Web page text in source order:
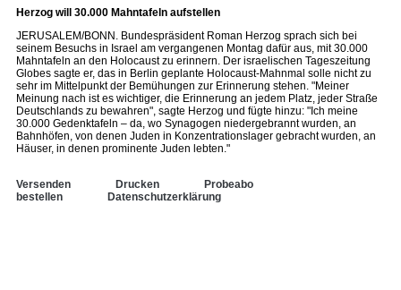
Herzog will 30.000 Mahntafeln aufstellen
JERUSALEM/BONN. Bundespräsident Roman Herzog sprach sich bei
seinem Besuchs in Israel am vergangenen Montag dafür aus, mit 30.000
Mahntafeln an den Holocaust zu erinnern. Der israelischen Tageszeitung
Globes sagte er, das in Berlin geplante Holocaust-Mahnmal solle nicht zu
sehr im Mittelpunkt der Bemühungen zur Erinnerung stehen. "Meiner
Meinung nach ist es wichtiger, die Erinnerung an jedem Platz, jeder Straße
Deutschlands zu bewahren", sagte Herzog und fügte hinzu: "Ich meine
30.000 Gedenktafeln – da, wo Synagogen niedergebrannt wurden, an
Bahnhöfen, von denen Juden in Konzentrationslager gebracht wurden, an
Häuser, in denen prominente Juden lebten."
Versenden Drucken
Probeabo
bestellen
Datenschutzerklärung